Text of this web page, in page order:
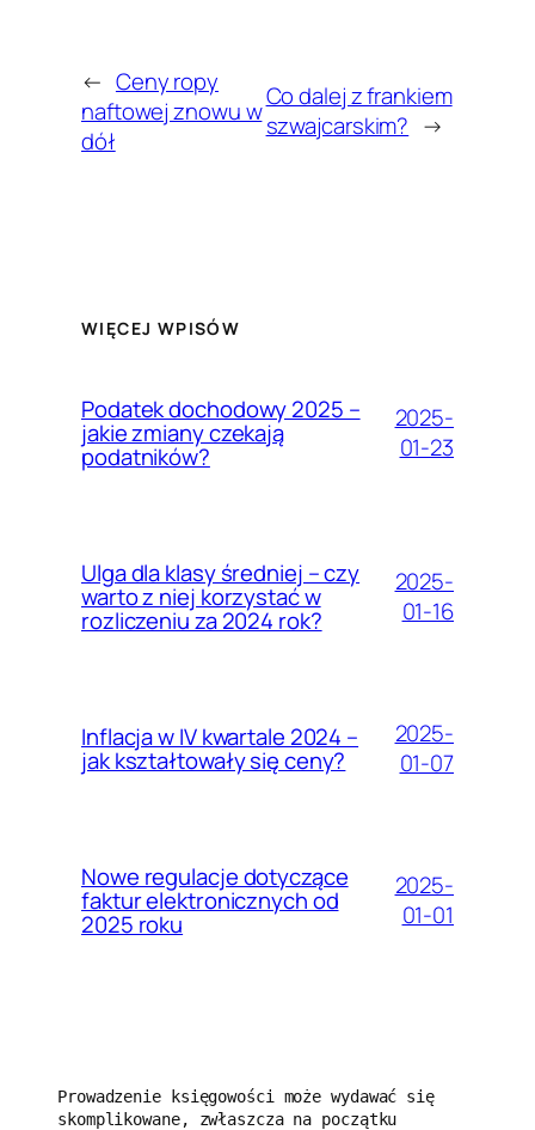
← Ceny ropy
naftowej znowu w
dół
Co dalej z frankiem
szwajcarskim? →
WIĘCEJ WPISÓW
Podatek dochodowy 2025 –
jakie zmiany czekają
podatników?
2025-
01-23
Ulga dla klasy średniej – czy
warto z niej korzystać w
rozliczeniu za 2024 rok?
2025-
01-16
Inflacja w IV kwartale 2024 –
jak kształtowały się ceny?
2025-
01-07
Nowe regulacje dotyczące
faktur elektronicznych od
2025 roku
2025-
01-01
Prowadzenie księgowości może wydawać się
skomplikowane, zwłaszcza na początku